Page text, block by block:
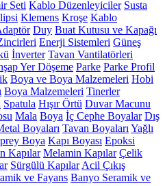
Seti Kablo Düzenleyiciler Susta
Klemens Kroşe Kablo
Duy Buat Kutusu ve Kapağı
Enerji Sistemleri Güneş
İnverter Tavan Vantilatörleri
Yer Döşeme Parke Parke Profil
Boya ve Boya Malzemeleri Hobi
Boya Malzemeleri Tinerler
Spatula Hışır Örtü Duvar Macunu
Mala Boya İç Cephe Boyalar Dış
Boyaları Tavan Boyaları Yağlı
Boya Kapı Boyası Epoksi
Kapılar Melamin Kapılar Çelik
Sürgülü Kapılar Acil Çıkış
ve Fayans Banyo Seramik ve